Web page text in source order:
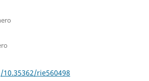
rie560498